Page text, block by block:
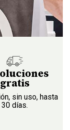
gratis
sin uso, hasta
30 días.